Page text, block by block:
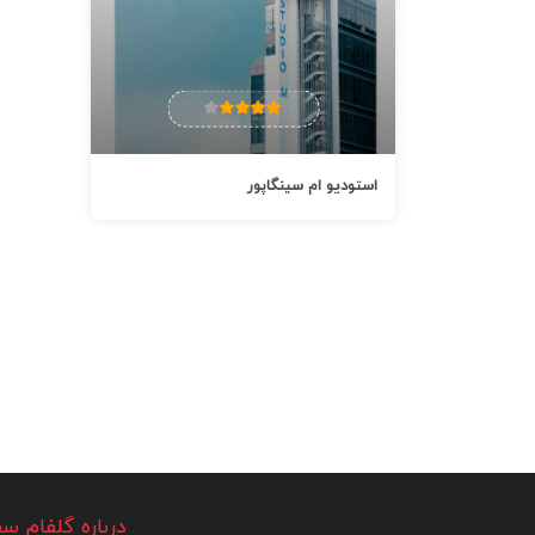
استودیو ام سینگاپور
درباره گلفام